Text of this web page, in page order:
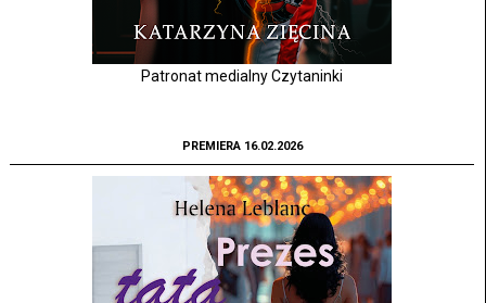
Patronat medialny Czytaninki
PREMIERA 16.02.2026